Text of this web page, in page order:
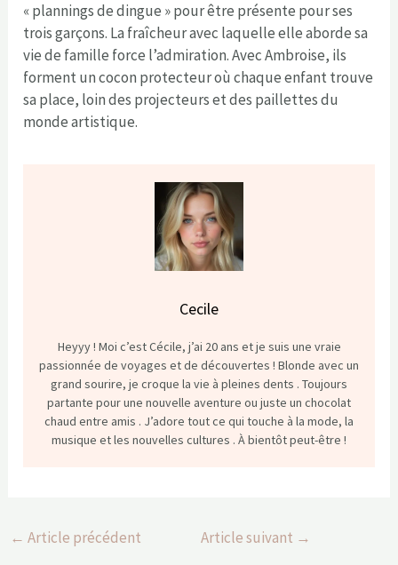
« plannings de dingue » pour être présente pour ses
trois garçons. La fraîcheur avec laquelle elle aborde sa
vie de famille force l’admiration. Avec Ambroise, ils
forment un cocon protecteur où chaque enfant trouve
sa place, loin des projecteurs et des paillettes du
monde artistique.
Cecile
Heyyy ! Moi c’est Cécile, j’ai 20 ans et je suis une vraie
passionnée de voyages et de découvertes ! Blonde avec un
grand sourire, je croque la vie à pleines dents . Toujours
partante pour une nouvelle aventure ou juste un chocolat
chaud entre amis . J’adore tout ce qui touche à la mode, la
musique et les nouvelles cultures . À bientôt peut-être !
← Article précédent Article suivant →